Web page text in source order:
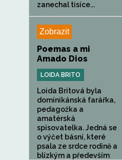
zanechal tisíce...
Zobrazit
Poemas a mi
Amado Dios
LOIDA BRITO
Loida Britová byla
dominikánská farářka,
pedagožka a
amatérská
spisovatelka. Jedná se
o výčet básní, které
psala ze srdce rodině a
blízkým a především